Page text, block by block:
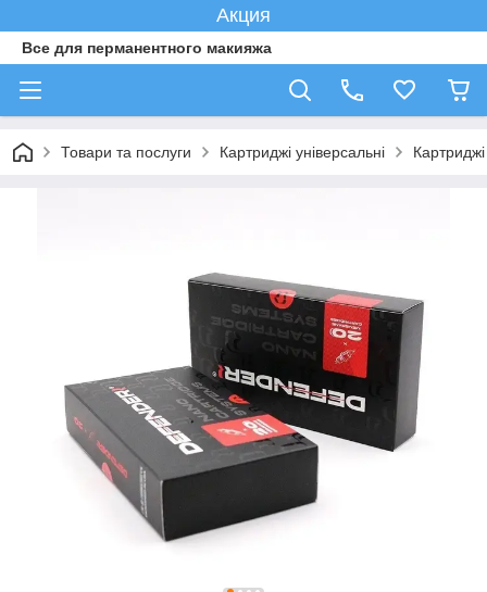
Акция
Все для перманентного макияжа
Товари та послуги Картриджі універсальні